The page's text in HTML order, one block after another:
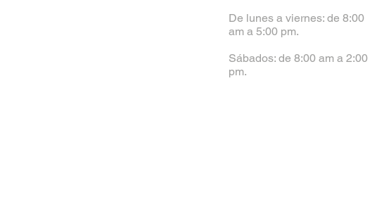
De lunes a viernes: de 8:00
am a 5:00 pm.
Sábados: de 8:00 am a 2:00
pm.